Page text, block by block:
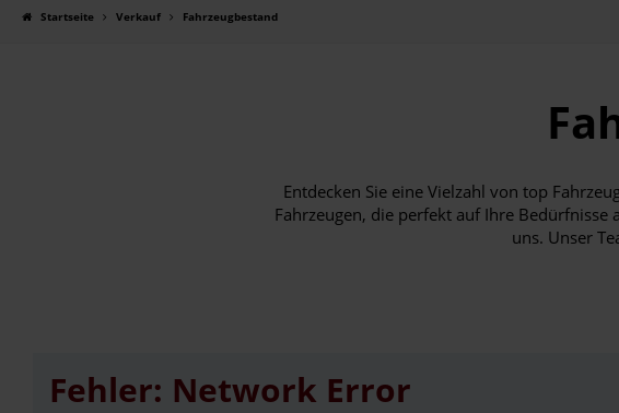
Startseite Verkauf Fahrzeugbestand
Entdecken Sie eine Vielzahl von top
Fahrzeugen, die perfekt auf Ihre
uns. Unser
Fehler: Network Error